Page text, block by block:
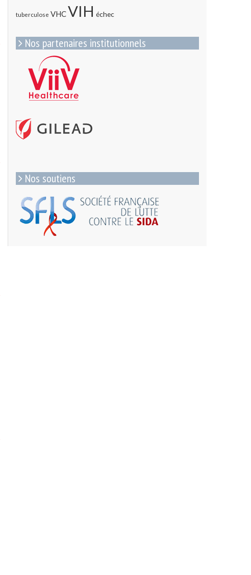
tuberculose VHCVIH échec
Nos partenaires institutionnels
Nos soutiens